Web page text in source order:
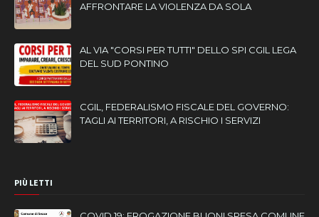
AFFRONTARE LA VIOLENZA DA SOLA
AL VIA "CORSI PER TUTTI" DELLO SPI CGIL LEGA
DEL SUD PONTINO
CGIL, FEDERALISMO FISCALE DEL GOVERNO:
TAGLI AI TERRITORI, A RISCHIO I SERVIZI
PIÙ LETTI